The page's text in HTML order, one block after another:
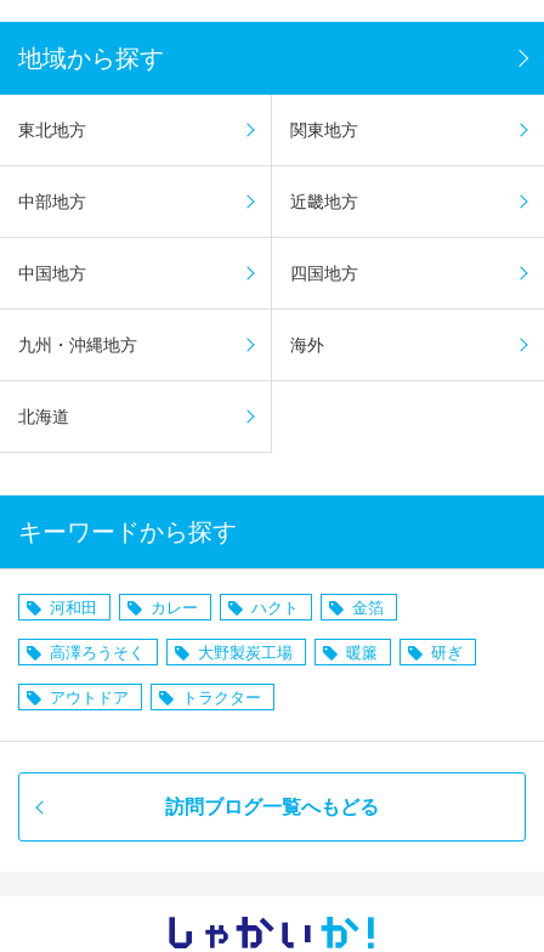
地域から探す
東北地方 関東地方
中部地方 近畿地方
中国地方 四国地方
九州・沖縄地方 海外
北海道
キーワードから探す
河和田 カレー ハクト 金箔
高澤ろうそく 大野製炭工場 暖簾 研ぎ
アウトドア トラクター
訪問ブログ一覧へもどる
しゃかい か！